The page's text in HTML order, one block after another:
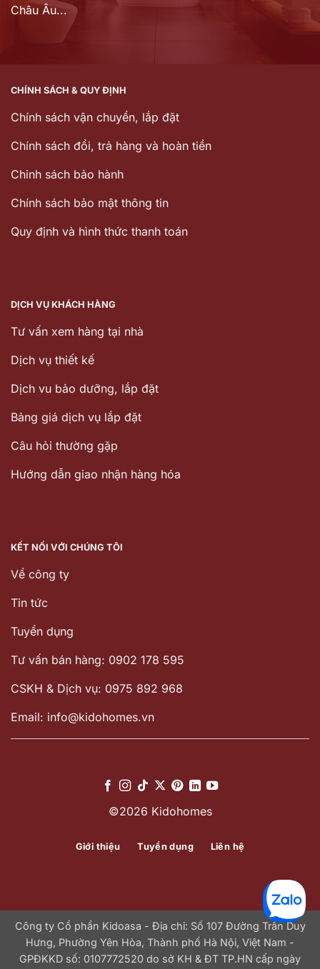
Châu Âu...
CHÍNH SÁCH & QUY ĐỊNH
Chính sách vận chuyển, lắp đặt
Chính sách đổi, trả hàng và hoàn tiền
Chinh sách bảo hành
Chính sách bảo mật thông tin
Quy định và hình thức thanh toán
DỊCH VỤ KHÁCH HÀNG
Tư vấn xem hàng tại nhà
Dịch vụ thiết kế
Dịch vu bảo dưỡng, lắp đặt
Bảng giá dịch vụ lắp đặt
Câu hỏi thường gặp
Hướng dẫn giao nhận hàng hóa
KẾT NỐI VỚI CHÚNG TÔI
Về công ty
Tin tức
Tuyển dụng
Tư vấn bán hàng: 0902 178 595
CSKH & Dịch vụ: 0975 892 968
Email: info@kidohomes.vn
©2026 Kidohomes
Giới thiệu Tuyển dụng Liên hệ
Công ty Cổ phần Kidoasa - Địa chỉ: Số 107 Đường Trần Duy
Hưng, Phường Yên Hòa, Thành phố Hà Nội, Việt Nam -
GPĐKKD số: 0107772520 do sở KH & ĐT TP.HN cấp ngày